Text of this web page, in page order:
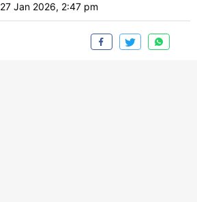
27 Jan 2026, 2:47 pm